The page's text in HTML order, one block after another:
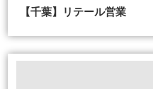
【千葉】リテール営業